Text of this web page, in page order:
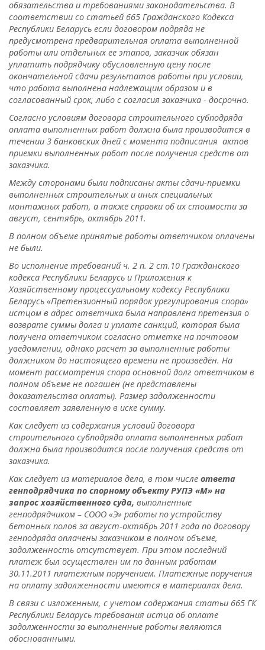
обязательства и требованиями законодательства. В
соответствии со статьей 665 Гражданского Кодекса
Республики Беларусь если договором подряда не
предусмотрена предварительная оплата выполненной
работы или отдельных ее этапов, заказчик обязан
уплатить подрядчику обусловленную цену после
окончательной сдачи результатов работы при условии,
что работа выполнена надлежащим образом и в
согласованный срок, либо с согласия заказчика - досрочно.
Согласно условиям договора строительного субподряда
оплата выполненных работ должна была производится в
течении 3 банковских дней с момента подписания актов
приемки выполненных работ после получения средств от
заказчика.
Между сторонами были подписаны акты сдачи-приемки
выполненных строительных и иных специальных
монтажных работ, а также справки об их стоимости за
август, сентябрь, октябрь 2011.
В полном объеме принятые работы ответчиком оплачены
не были.
Во исполнение требований ч. 2 п. 2 ст.10 Гражданского
кодекса Республики Беларусь и Приложения к
Хозяйственному процессуальному кодексу Республики
Беларусь «Претензионный порядок урегулирования спора»
истцом в адрес ответчика была направлена претензия о
возврате суммы долга и уплате санкций, которая была
получена ответчиком согласно отметке на почтовом
уведомлении, однако расчёт за выполненные работы
должником до настоящего времени не произведён. На
момент рассмотрения спора основной долг ответчиком в
полном объеме не погашен (не представлены
доказательства оплаты). Размер задолженности
составляет заявленную в иске сумму.
Как следует из содержания условий договора
строительного субподряда оплата выполненных работ
должна была производится после получения средств от
заказчика.
Как следует из материалов дела, в том числе ответа
генподрядчика по спорному объекту РУПЭ «М» на
запрос хозяйственного суда, выполненные
генподрядчиком – СООО «Э» работы по устройству
бетонных полов за август-октябрь 2011 года по договору
генподряда оплачены заказчиком в полном объеме,
задолженность отсутствует. При этом последний
платеж был осуществлен им по данным работам
30.11.2011 платежным поручением. Платежные поручения
на оплату задолженности имеются в материалах дела.
В связи с изложенным, с учетом содержания статьи 665 ГК
Республики Беларусь требования истца об оплате
задолженности за выполненные работы являются
обоснованными.